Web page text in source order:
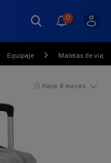
0
Equipaje Maletas de viaje
Hace 8 meses